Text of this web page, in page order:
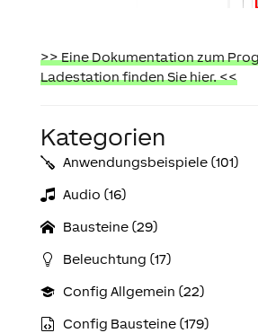
>> Eine Dokumentation zum
Ladestation finden Sie hier. <<
Kategorien
Anwendungs­­­beispiele (101)
Audio (16)
Bausteine (29)
Beleuchtung (17)
Config Allgemein (22)
Config Bausteine (179)